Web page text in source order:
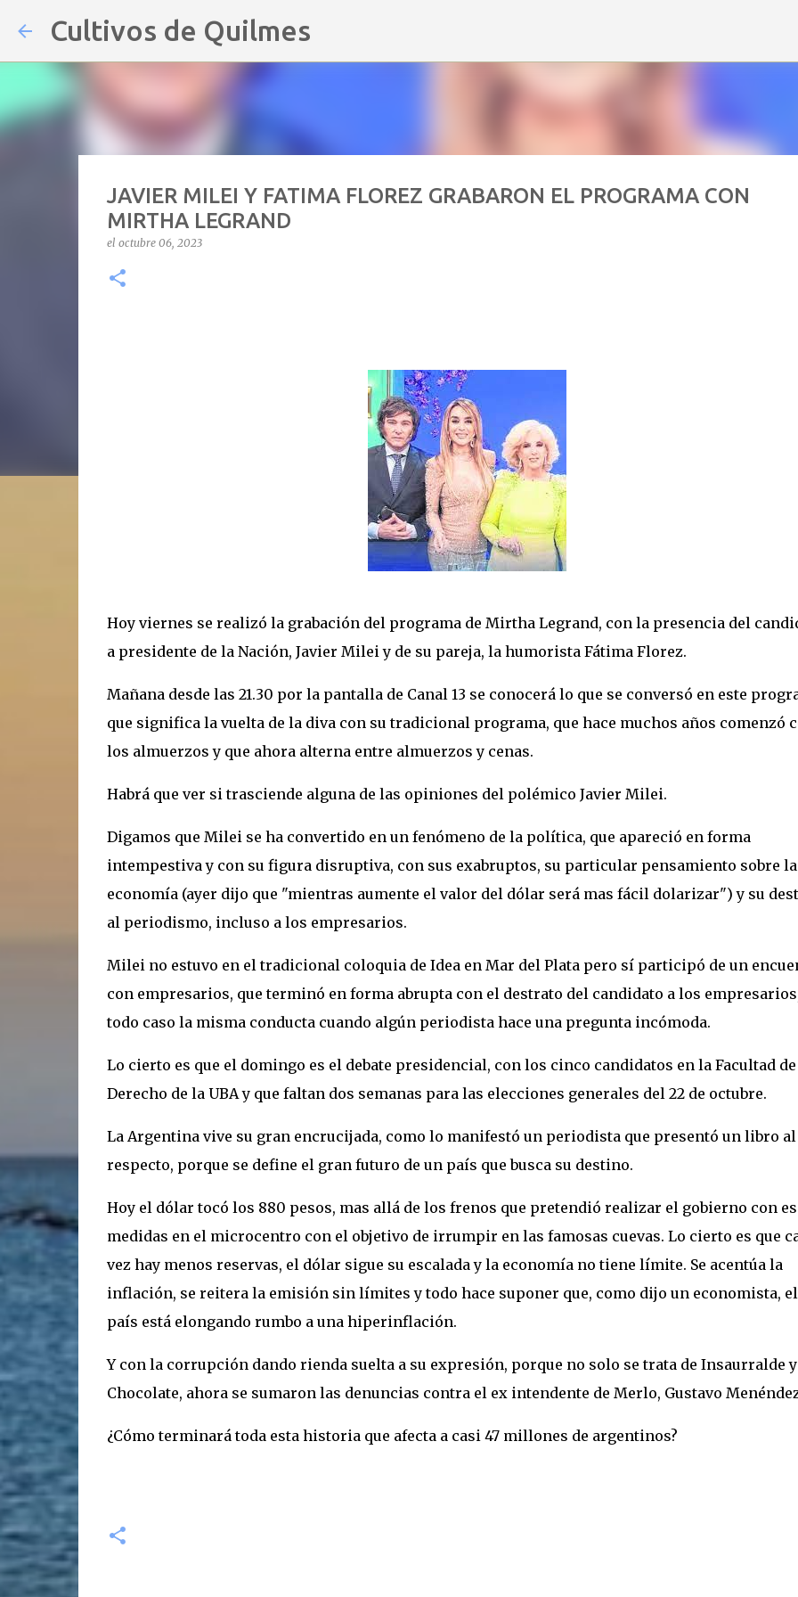
Cultivos de Quilmes
JAVIER MILEI Y FATIMA FLOREZ GRABARON EL PROGRAMA CON
MIRTHA LEGRAND
el octubre 06, 2023
Hoy viernes se realizó la grabación del programa de Mirtha Legrand, con la presencia del
a presidente de la Nación, Javier Milei y de su pareja, la humorista Fátima Florez.
Mañana desde las 21.30 por la pantalla de Canal 13 se conocerá lo que se conversó en este
que significa la vuelta de la diva con su tradicional programa, que hace muchos años comenzó
los almuerzos y que ahora alterna entre almuerzos y cenas.
Habrá que ver si trasciende alguna de las opiniones del polémico Javier Milei.
Digamos que Milei se ha convertido en un fenómeno de la política, que apareció en forma
intempestiva y con su figura disruptiva, con sus exabruptos, su particular pensamiento sobre la
economía (ayer dijo que "mientras aumente el valor del dólar será mas fácil dolarizar") y su
al periodismo, incluso a los empresarios.
Milei no estuvo en el tradicional coloquia de Idea en Mar del Plata pero sí participó de un
con empresarios, que terminó en forma abrupta con el destrato del candidato a los
todo caso la misma conducta cuando algún periodista hace una pregunta incómoda.
Lo cierto es que el domingo es el debate presidencial, con los cinco candidatos en la Facultad de
Derecho de la UBA y que faltan dos semanas para las elecciones generales del 22 de octubre.
La Argentina vive su gran encrucijada, como lo manifestó un periodista que presentó un libro al
respecto, porque se define el gran futuro de un país que busca su destino.
Hoy el dólar tocó los 880 pesos, mas allá de los frenos que pretendió realizar el gobierno con
medidas en el microcentro con el objetivo de irrumpir en las famosas cuevas. Lo cierto es que
vez hay menos reservas, el dólar sigue su escalada y la economía no tiene límite. Se acentúa la
inflación, se reitera la emisión sin límites y todo hace suponer que, como dijo un economista, el
país está elongando rumbo a una hiperinflación.
Y con la corrupción dando rienda suelta a su expresión, porque no solo se trata de Insaurralde y
Chocolate, ahora se sumaron las denuncias contra el ex intendente de Merlo, Gustavo
¿Cómo terminará toda esta historia que afecta a casi 47 millones de argentinos?